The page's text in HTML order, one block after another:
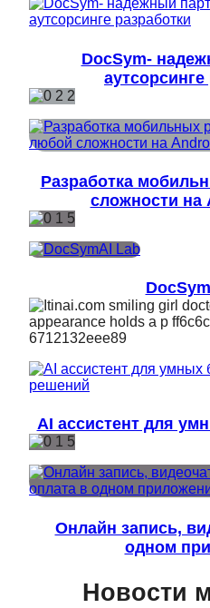
DocSym-
аутсорсинге
Разработка
сложности на
AI ассистент для
Онлайн запись,
одном
Новости